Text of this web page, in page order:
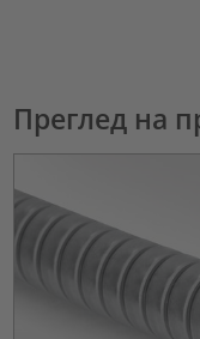
Преглед на